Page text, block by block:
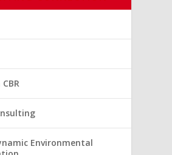
Environmental